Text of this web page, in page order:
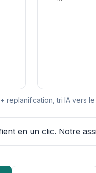
replanification, tri IA vers
en un clic. Notre